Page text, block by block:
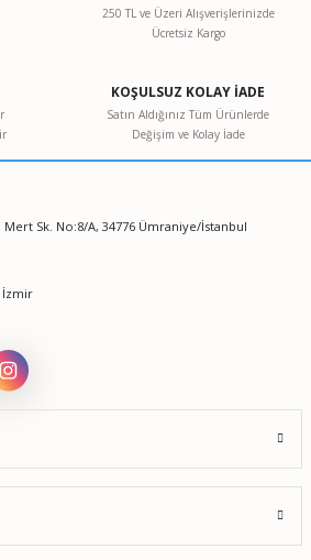
bozuk veya görüntülenemiyor.
bulunuyor.
daha pahalı.
250 TL ve Üzeri Alışverişlerinizde
Ücretsiz Kargo
KOŞULSUZ KOLAY İADE
Satın Aldığınız Tüm Ürünlerde
Değişim ve Kolay İade
Sk. No:8/A, 34776 Ümraniye/İstanbul
İzmir